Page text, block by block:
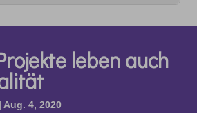
leben auch
| Aug. 4, 2020